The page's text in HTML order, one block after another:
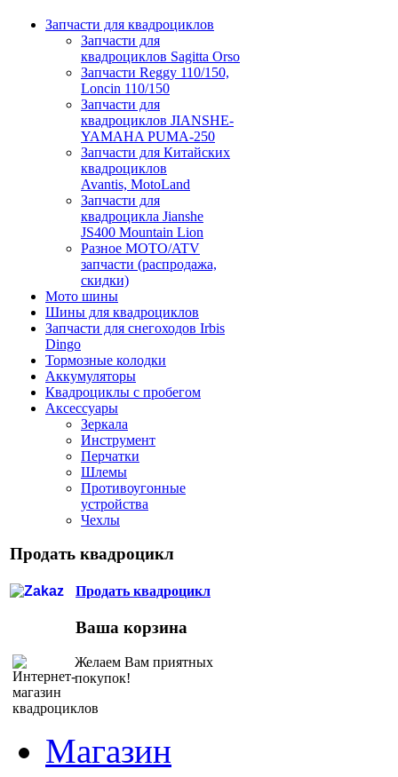
Запчасти для квадроциклов
Запчасти для
квадроциклов Sagitta Orso
Запчасти Reggy 110/150,
Loncin 110/150
Запчасти для
квадроциклов JIANSHE-
YAMAHA PUMA-250
Запчасти для Китайских
квадроциклов
Avantis, MotoLand
Запчасти для
квадроцикла Jianshe
JS400 Mountain Lion
Разное МОТО/ATV
запчасти (распродажа,
скидки)
Мото шины
Шины для квадроциклов
Запчасти для снегоходов Irbis
Dingo
Тормозные колодки
Аккумуляторы
Квадроциклы с пробегом
Аксессуары
Зеркала
Инструмент
Перчатки
Шлемы
Противоугонные
устройства
Чехлы
Продать квадроцикл
Продать квадроцикл
Ваша корзина
Желаем Вам приятных
покупок!
Магазин